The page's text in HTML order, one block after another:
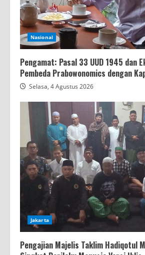
Nasional
Pengamat: Pasal 33 UUD 1945 dan
Pembeda Prabowonomics dengan
Selasa, 4 Agustus 2026
Jakarta
Pengajian Majelis Taklim Hadiqotul